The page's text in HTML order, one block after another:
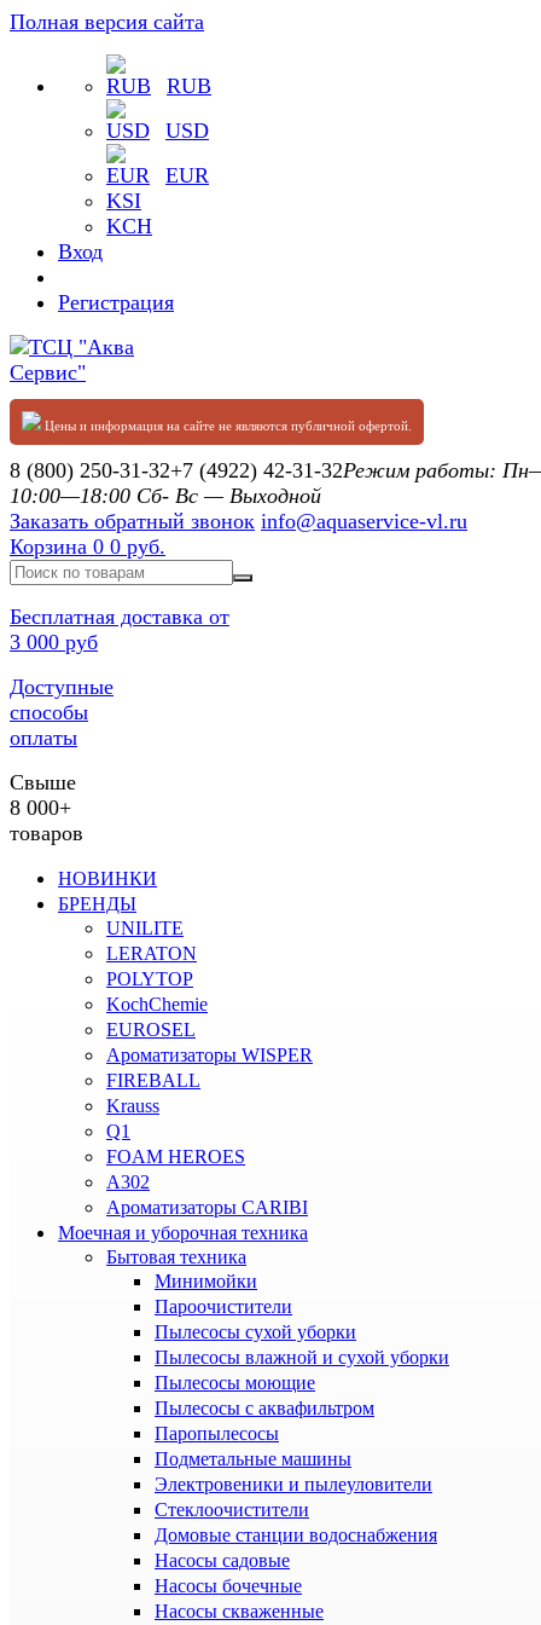
Полная версия сайта
RUB
USD
EUR
KSI
KCH
Вход
Регистрация
Цены и информация на сайте не являются публичной офертой.
8 (800) 250-31-32+7 (4922) 42-31-32Режим работы:
10:00—18:00 Сб- Вс — Выходной
Заказать обратный звонок info@aquaservice-vl.ru
Корзина 0 0 руб.
Бесплатная доставка от
3 000 руб
Доступные
способы
оплаты
Свыше
8 000+
товаров
НОВИНКИ
БРЕНДЫ
UNILITE
LERATON
POLYTOP
KochChemie
EUROSEL
Ароматизаторы WISPER
FIREBALL
Krauss
Q1
FOAM HEROES
A302
Ароматизаторы CARIBI
Моечная и уборочная техника
Бытовая техника
Минимойки
Пароочистители
Пылесосы сухой уборки
Пылесосы влажной и сухой уборки
Пылесосы моющие
Пылесосы с аквафильтром
Паропылесосы
Подметальные машины
Электровеники и пылеуловители
Стеклоочистители
Домовые станции водоснабжения
Насосы садовые
Насосы бочечные
Насосы скваженные